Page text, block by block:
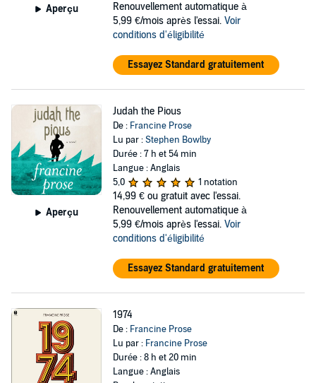
Aperçu
Renouvellement automatique à
5,99 €/mois après l'essai. Voir
conditions d'éligibilité
Essayez Standard gratuitement
Aperçu
Judah the Pious
De : Francine Prose
Lu par :Stephen Bowlby
Durée : 7 h et 54 min
Langue : Anglais
5,0
1 notation
14,99 € ou gratuit avec l'essai.
Renouvellement automatique à
5,99 €/mois après l'essai. Voir
conditions d'éligibilité
Essayez Standard gratuitement
1974
De : Francine Prose
Lu par : Francine Prose
Durée : 8 h et 20 min
Langue : Anglais